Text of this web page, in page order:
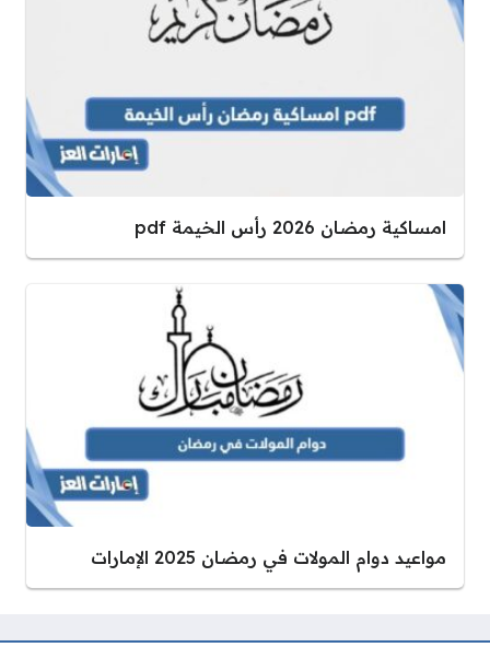
امساكية رمضان 2026 رأس الخيمة pdf
مواعيد دوام المولات في رمضان 2025 الإمارات